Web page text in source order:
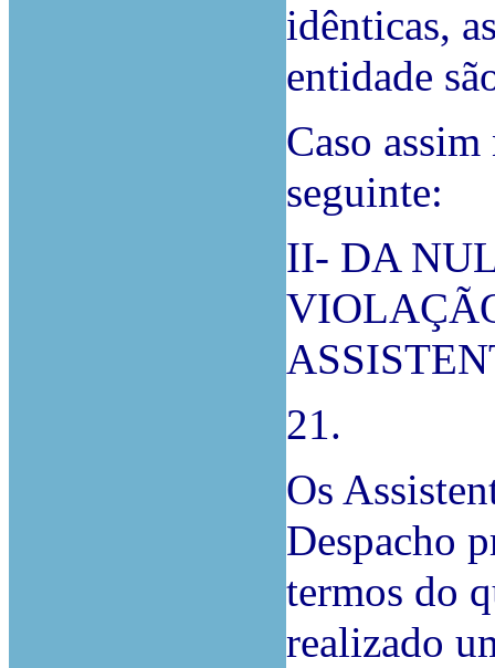
idênticas,
entidade
Caso
seguinte:
II- DA
21.
Os
Despacho
termos do
realizado